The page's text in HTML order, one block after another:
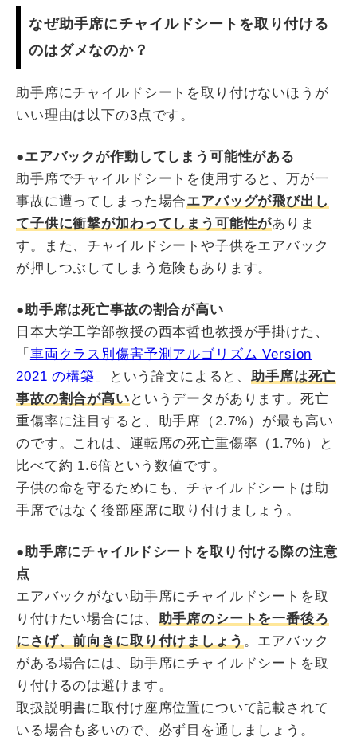
なぜ助手席にチャイルドシートを取り付ける
のはダメなのか？
助手席にチャイルドシートを取り付けないほうが
いい理由は以下の3点です。
●エアバックが作動してしまう可能性がある
助手席でチャイルドシートを使用すると、万が一
事故に遭ってしまった場合エアバッグが飛び出し
て子供に衝撃が加わってしまう可能性がありま
す。また、チャイルドシートや子供をエアバック
が押しつぶしてしまう危険もあります。
●助手席は死亡事故の割合が高い
日本大学工学部教授の西本哲也教授が手掛けた、
「 車両クラス別傷害予測アルゴリズム Version
2021 の構築 」という論文によると、助手席は死亡
事故の割合が高い というデータがあります。死亡
重傷率に注目すると、助手席（2.7%）が最も高い
のです。これは、運転席の死亡重傷率（1.7%）と
比べて約 1.6倍という数値です。
子供の命を守るためにも、チャイルドシートは助
手席ではなく後部座席に取り付けましょう。
●助手席にチャイルドシートを取り付ける際の注意
点
エアバックがない助手席にチャイルドシートを取
り付けたい場合には、 助手席のシートを一番後ろ
にさげ、前向きに取り付けましょう 。エアバック
がある場合には、助手席にチャイルドシートを取
り付けるのは避けます。
取扱説明書に取付け座席位置について記載されて
いる場合も多いので、必ず目を通しましょう。